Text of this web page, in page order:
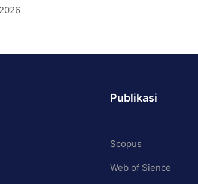
Publikasi
Scopus
Web of Sience